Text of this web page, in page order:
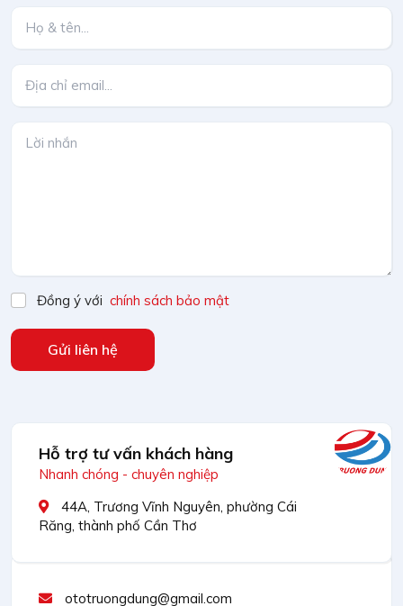
Đồng ý với chính sách bảo mật
Gửi liên hệ
Hỗ trợ tư vấn khách hàng
Nhanh chóng - chuyên nghiệp
44A, Trương Vĩnh Nguyên, phường Cái
Răng, thành phố Cần Thơ
ototruongdung@gmail.com